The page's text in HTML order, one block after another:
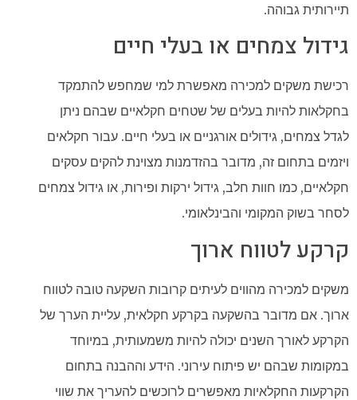
תיירותית גבוהה.
גידול צמחים או בעלי חיים
רכישת משקים למכירה מאפשרת למי שמחפש להתמקד
בחקלאות להיות בעלים של שטחים חקלאיים שבהם ניתן
לגדל צמחים, גידולים אורגניים או בעלי חיים. עבור חקלאים
ויזמים בתחום זה, מדובר בהזדמנות מצוינת להקים עסקים
חקלאיים, כמו חוות חלב, גידול ירקות ופירות, או גידול צמחים
לסחר בשוק המקומי והבינלאומי.
קרקע לטווח ארוך
משקים למכירה מהווים לעיתים קרובות השקעה טובה לטווח
ארוך. אם מדובר בהשקעה בקרקע חקלאית, עליית הערך של
הקרקע לאורך השנים יכולה להיות משמעותית, במיוחד
במקומות שבהם יש פיתוח עירוני. הידע וההבנה בתחום
הקרקעות החקלאיות מאפשרים לרוכשים להעריך את שווי